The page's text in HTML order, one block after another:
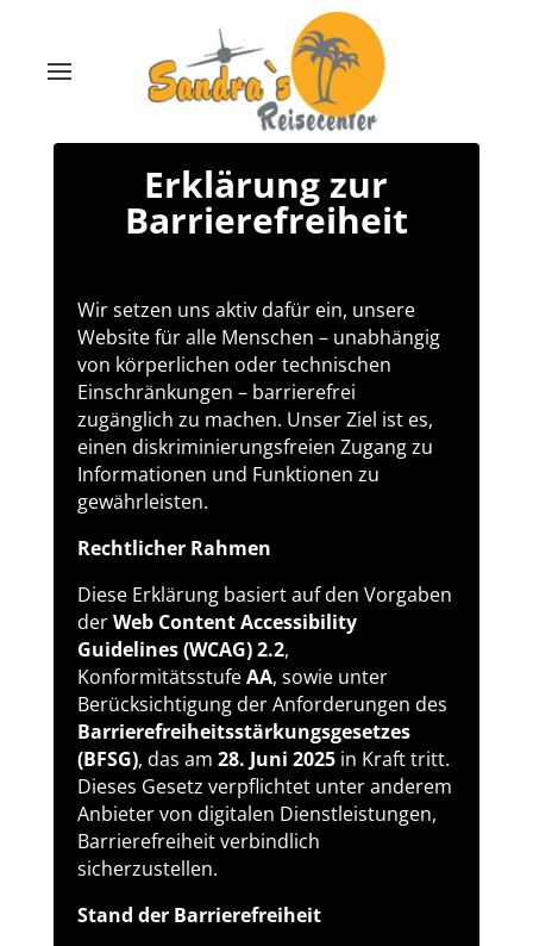
Erklärung zur
Barrierefreiheit
Wir setzen uns aktiv dafür ein, unsere
Website für alle Menschen – unabhängig
von körperlichen oder technischen
Einschränkungen – barrierefrei
zugänglich zu machen. Unser Ziel ist es,
einen diskriminierungsfreien Zugang zu
Informationen und Funktionen zu
gewährleisten.
Rechtlicher Rahmen
Diese Erklärung basiert auf den Vorgaben
derWeb Content Accessibility
Guidelines (WCAG) 2.2,
KonformitätsstufeAA, sowie unter
Berücksichtigung der Anforderungen des
Barrierefreiheitsstärkungsgesetzes
(BFSG), das am 28. Juni 2025in Kraft tritt.
Dieses Gesetz verpflichtet unter anderem
Anbieter von digitalen Dienstleistungen,
Barrierefreiheit verbindlich
sicherzustellen.
Stand der Barrierefreiheit